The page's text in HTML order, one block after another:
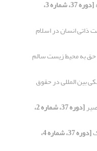
[دوره 37، شماره 3،
ذاتی انسان در اسلام
به محیط زیست سالم
بین المللی در حقوق
[دوره 37، شماره 2،
[دوره 37، شماره 4،